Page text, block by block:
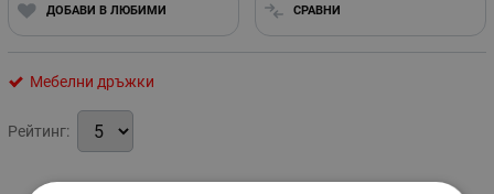
ДОБАВИ В ЛЮБИМИ СРАВНИ
Мебелни дръжки
Рейтинг: